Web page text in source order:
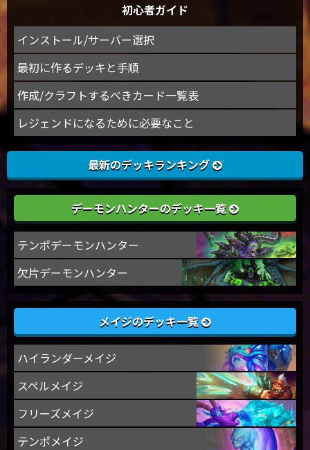
初心者ガイド
インストール/サーバー選択
最初に作るデッキと手順
作成/クラフトするべきカード一覧表
レジェンドになるために必要なこと
最新のデッキランキング
デーモンハンターのデッキ一覧
テンポデーモンハンター
欠片デーモンハンター
メイジのデッキ一覧
ハイランダーメイジ
スペルメイジ
フリーズメイジ
テンポメイジ